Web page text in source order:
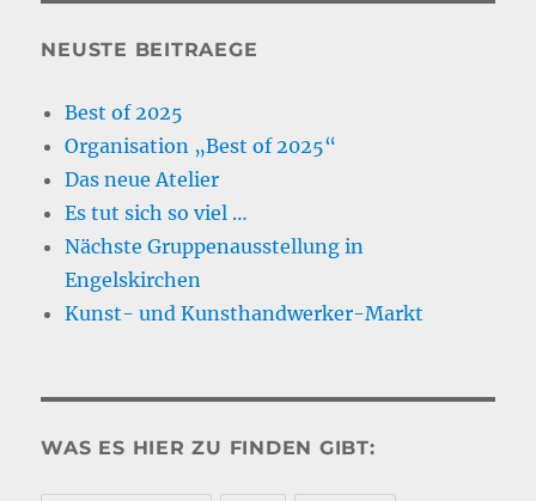
NEUSTE BEITRAEGE
Best of 2025
Organisation „Best of 2025“
Das neue Atelier
Es tut sich so viel …
Nächste Gruppenausstellung in
Engelskirchen
Kunst- und Kunsthandwerker-Markt
WAS ES HIER ZU FINDEN GIBT: